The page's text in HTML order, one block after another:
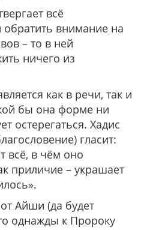
всё
обратить внимание на
– то в ней
ничего из
как в речи, так и
бы она форме ни
остерегаться. Хадис
гласит:
всё, в чём оно
приличие – украшает
Айши (да будет
однажды к Пророку